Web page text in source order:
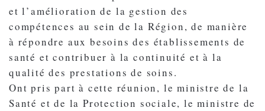
et l’amélioration de la gestion des
compétences au sein de la Région, de manière
à répondre aux besoins des établissements de
santé et contribuer à la continuité et à la
qualité des prestations de soins.
Ont pris part à cette réunion, le ministre de la
Santé et de la Protection sociale, le ministre de